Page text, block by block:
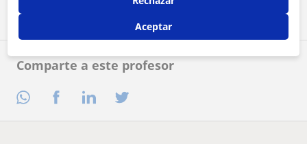
Comparte a este profesor
Aceptar